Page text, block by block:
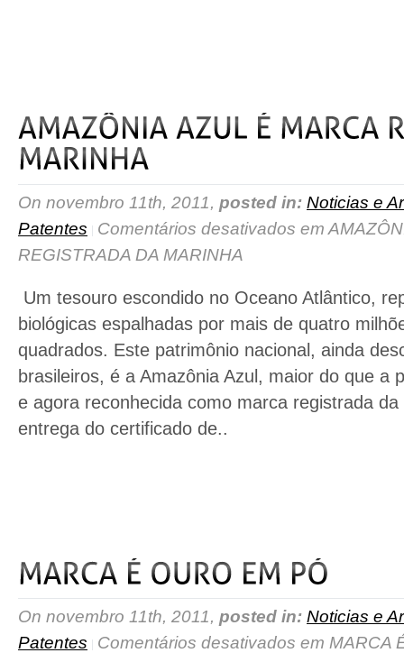
On novembro 11th, 2011, posted in: Noticias e
Patentes
Comentários desativados em
REGISTRADA DA MARINHA
Um tesouro escondido no Oceano Atlântico,
biológicas espalhadas por mais de quatro
quadrados. Este patrimônio nacional, ainda
brasileiros, é a Amazônia Azul, maior do que a
e agora reconhecida como marca registrada
entrega do certificado de..
On novembro 11th, 2011, posted in: Noticias e
Patentes
Comentários desativados em MARCA